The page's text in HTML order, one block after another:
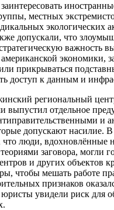
местных
экологических
допускали, что
важность
экономики,
прикрываться
доступ к данным и
региональный
выпустил отдельное
и
допускают насилие.
что люди, вдохновлённые
заговора, могли
и других объектов
чтобы мешать работе
признаков
увидели риск для